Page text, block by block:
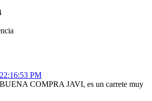
PM
COMPRA JAVI, es un carrete muy